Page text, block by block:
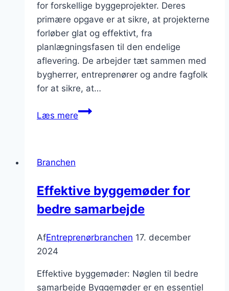
for forskellige byggeprojekter. Deres
primære opgave er at sikre, at projekterne
forløber glat og effektivt, fra
planlægningsfasen til den endelige
aflevering. De arbejder tæt sammen med
bygherrer, entreprenører og andre fagfolk
for at sikre, at…
Læs mereByggekonsulenter:
Branchen
Effektive byggemøder for
bedre samarbejde
AfEntreprenørbranchen 17. december
2024
Effektive byggemøder: Nøglen til bedre
samarbejde Byggemøder er en essentiel